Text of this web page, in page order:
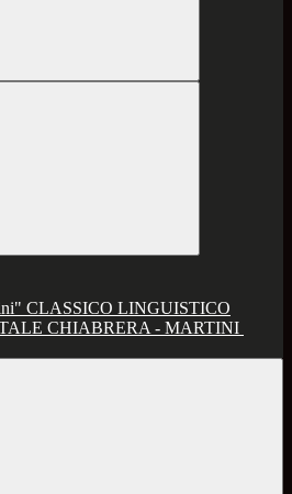
CLASSICO LINGUISTICO
CHIABRERA - MARTINI